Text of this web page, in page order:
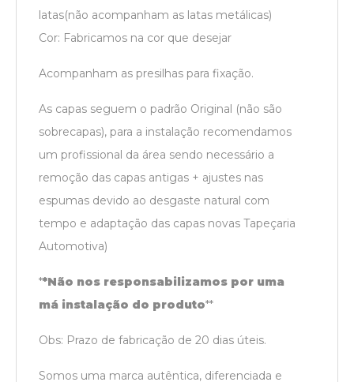
latas(não acompanham as latas metálicas)
Cor: Fabricamos na cor que desejar
Acompanham as presilhas para fixação.
As capas seguem o padrão Original (não são
sobrecapas), para a instalação recomendamos
um profissional da área sendo necessário a
remoção das capas antigas + ajustes nas
espumas devido ao desgaste natural com
tempo e adaptação das capas novas Tapeçaria
Automotiva)
**Não nos responsabilizamos por uma
má instalação do produto**
Obs: Prazo de fabricação de 20 dias úteis.
Somos uma marca autêntica, diferenciada e